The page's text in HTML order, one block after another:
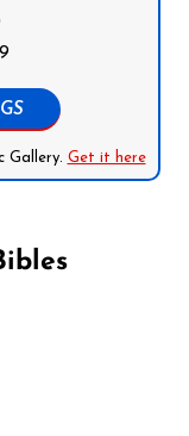
Gallery. Get it here